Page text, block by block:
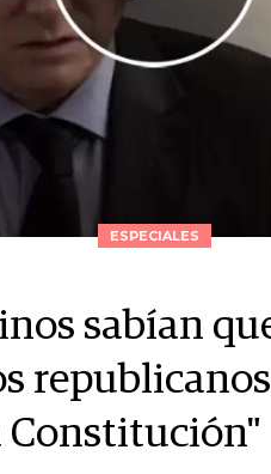
ESPECIALES
sabían
Constitución"